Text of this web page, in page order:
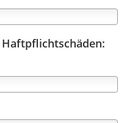
Haftpflichtschäden: